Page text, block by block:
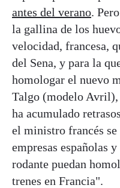
antes del verano.
la gallina de los
velocidad, francesa,
del Sena, y para la
homologar el nuevo
Talgo (modelo
ha acumulado
el ministro francés
empresas españolas
rodante puedan
trenes en Francia".